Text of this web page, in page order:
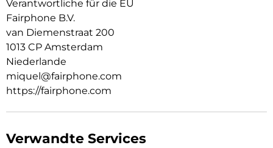
Verantwortliche für die EU
Fairphone B.V.
van Diemenstraat 200
1013 CP Amsterdam
Niederlande
miquel@fairphone.com
https://fairphone.com
Verwandte Services